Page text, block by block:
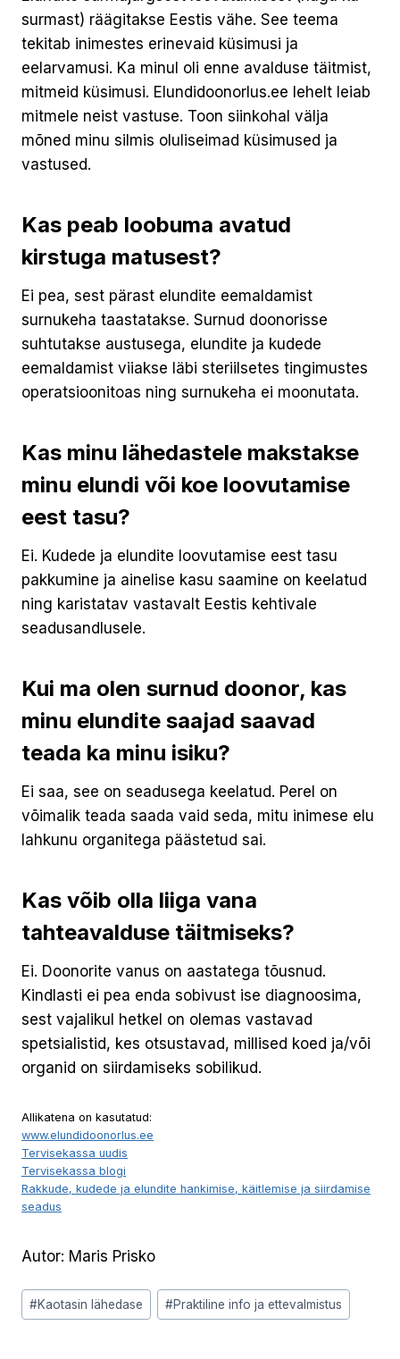
surmast) räägitakse Eestis vähe. See teema
tekitab inimestes erinevaid küsimusi ja
eelarvamusi. Ka minul oli enne avalduse täitmist,
mitmeid küsimusi. Elundidoonorlus.ee lehelt leiab
mitmele neist vastuse. Toon siinkohal välja
mõned minu silmis oluliseimad küsimused ja
vastused.
Kas peab loobuma avatud
kirstuga matusest?
Ei pea, sest pärast elundite eemaldamist
surnukeha taastatakse. Surnud doonorisse
suhtutakse austusega, elundite ja kudede
eemaldamist viiakse läbi steriilsetes tingimustes
operatsioonitoas ning surnukeha ei moonutata.
Kas minu lähedastele makstakse
minu elundi või koe loovutamise
eest tasu?
Ei. Kudede ja elundite loovutamise eest tasu
pakkumine ja ainelise kasu saamine on keelatud
ning karistatav vastavalt Eestis kehtivale
seadusandlusele.
Kui ma olen surnud doonor, kas
minu elundite saajad saavad
teada ka minu isiku?
Ei saa, see on seadusega keelatud. Perel on
võimalik teada saada vaid seda, mitu inimese elu
lahkunu organitega päästetud sai.
Kas võib olla liiga vana
tahteavalduse täitmiseks?
Ei. Doonorite vanus on aastatega tõusnud.
Kindlasti ei pea enda sobivust ise diagnoosima,
sest vajalikul hetkel on olemas vastavad
spetsialistid, kes otsustavad, millised koed ja/või
organid on siirdamiseks sobilikud.
Allikatena on kasutatud:
www.elundidoonorlus.ee
Tervisekassa uudis
Tervisekassa blogi
Rakkude, kudede ja elundite hankimise, käitlemise ja siirdamise
seadus
Autor: Maris Prisko
Post
Tags:
#Kaotasin lähedase #Praktiline info ja ettevalmistus